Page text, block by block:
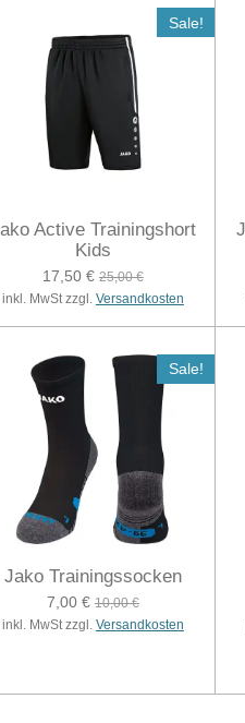
Sale!
Active Trainingshort
Kids
17,50 € 25,00 €
inkl. MwSt zzgl. Versandkosten
Sale!
Jako Trainingssocken
7,00 € 10,00 €
inkl. MwSt zzgl. Versandkosten